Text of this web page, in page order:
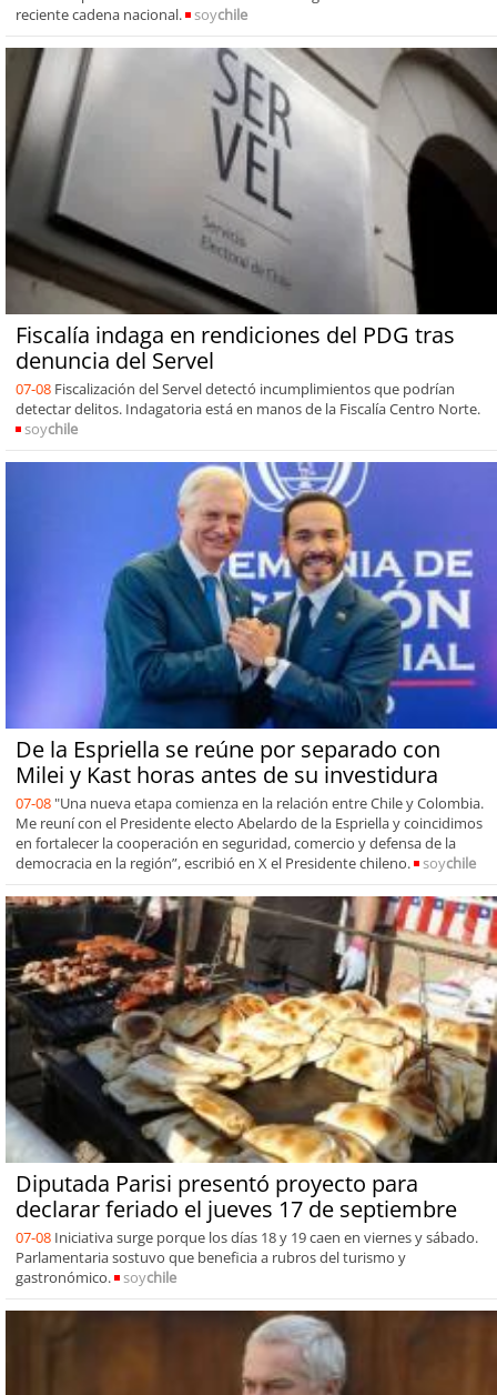
reciente cadena nacional.
soychile
Fiscalía indaga en rendiciones del PDG tras
denuncia del Servel
07-08 Fiscalización del Servel detectó incumplimientos que podrían
detectar delitos. Indagatoria está en manos de la Fiscalía Centro Norte.
soychile
De la Espriella se reúne por separado con
Milei y Kast horas antes de su investidura
07-08 "Una nueva etapa comienza en la relación entre Chile y Colombia.
Me reuní con el Presidente electo Abelardo de la Espriella y coincidimos
en fortalecer la cooperación en seguridad, comercio y defensa de la
democracia en la región”, escribió en X el Presidente chileno.
soychile
Diputada Parisi presentó proyecto para
declarar feriado el jueves 17 de septiembre
07-08 Iniciativa surge porque los días 18 y 19 caen en viernes y sábado.
Parlamentaria sostuvo que beneficia a rubros del turismo y
gastronómico.
soychile